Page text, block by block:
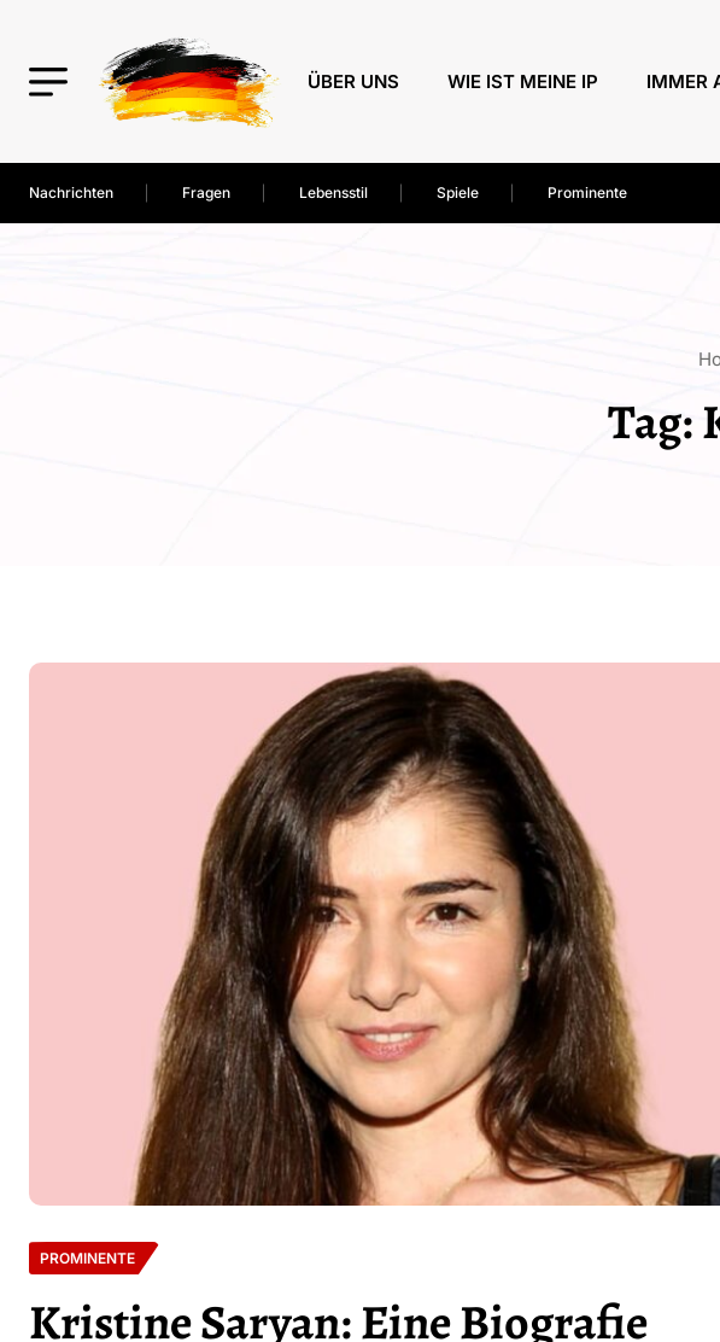
ÜBER UNS WIE IST MEINE IP IMMER
Nachrichten Fragen Lebensstil Spiele Prominente
Tag:
PROMINENTE
Kristine Saryan: Eine Biografie